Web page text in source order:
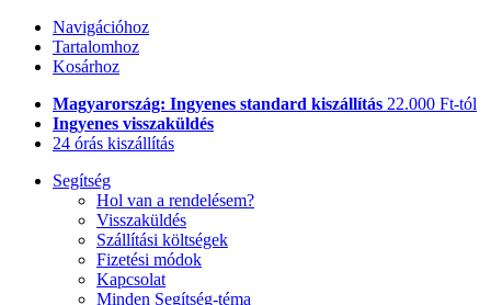
Navigációhoz
Tartalomhoz
Kosárhoz
Magyarország: Ingyenes standard kiszállítás 22.000 Ft-tól
Ingyenes visszaküldés
24 órás kiszállítás
Segítség
Hol van a rendelésem?
Visszaküldés
Szállítási költségek
Fizetési módok
Kapcsolat
Minden Segítség-téma